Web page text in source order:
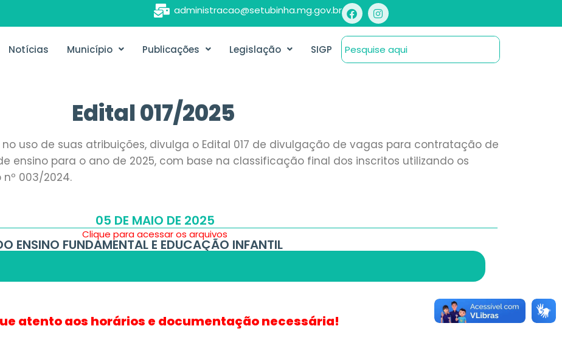
administracao@setubinha.mg.gov.br
Notícias Município Publicações Legislação SIGP
Edital 017/2025
uso de suas atribuições, divulga o Edital 017 de divulgação de vagas para contratação de
ensino para o ano de 2025, com base na classificação final dos inscritos utilizando os
003/2024.
05 DE MAIO DE 2025
Clique para acessar os arquivos
ENSINO FUNDAMENTAL E EDUCAÇÃO INFANTIL
atento aos horários e documentação necessária!